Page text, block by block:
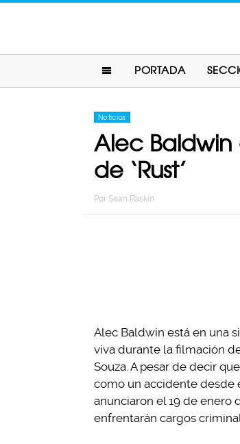
PORTADA
Noticias
Alec
de ‘Rust’
Por Sean Paskin
Alec Baldwin está en una
viva durante la filmación
Souza. A pesar de decir
como un accidente desde
anunciaron el 19 de enero
enfrentarán cargos